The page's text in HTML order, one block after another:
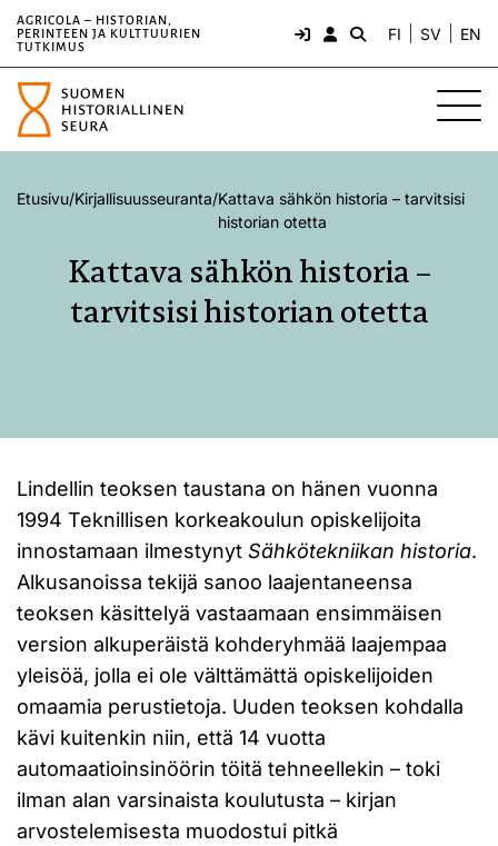
AGRICOLA – HISTORIAN,
PERINTEEN JA KULTTUURIEN
TUTKIMUS
FI SV EN
Etusivu/Kirjallisuusseuranta/Kattava sähkön historia – tarvitsisi
historian otetta
Kattava sähkön historia –
tarvitsisi historian otetta
Lindellin teoksen taustana on hänen vuonna
1994 Teknillisen korkeakoulun opiskelijoita
innostamaan ilmestynyt Sähkötekniikan historia.
Alkusanoissa tekijä sanoo laajentaneensa
teoksen käsittelyä vastaamaan ensimmäisen
version alkuperäistä kohderyhmää laajempaa
yleisöä, jolla ei ole välttämättä opiskelijoiden
omaamia perustietoja. Uuden teoksen kohdalla
kävi kuitenkin niin, että 14 vuotta
automaatioinsinöörin töitä tehneellekin – toki
ilman alan varsinaista koulutusta – kirjan
arvostelemisesta muodostui pitkä